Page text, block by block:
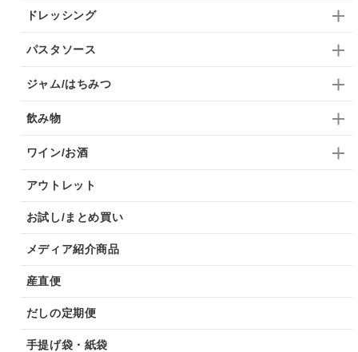
ドレッシング
パスタソース
ジャム/はちみつ
飲み物
ワイン/お酒
アウトレット
お試し/まとめ買い
メディア紹介商品
産直便
だしの定期便
手提げ袋・紙袋